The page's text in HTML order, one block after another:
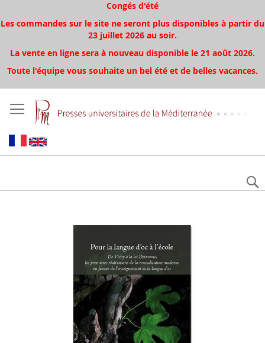
Congés d'été
Les commandes sur le site ne seront plus disponibles à partir du
23 juillet 2026 au soir.
La vente en ligne sera à nouveau disponible le 21 août 2026.
Toute l'équipe vous souhaite un bel été et de belles vacances.